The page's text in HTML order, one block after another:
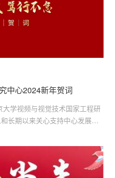
中心2024新年贺词
学视频与视觉技术国家工程研
长期以来关心支持中心发展的